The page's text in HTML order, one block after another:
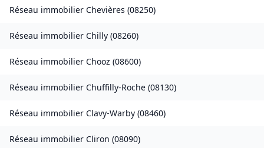
Réseau immobilier Chevières (08250)
Réseau immobilier Chilly (08260)
Réseau immobilier Chooz (08600)
Réseau immobilier Chuffilly-Roche (08130)
Réseau immobilier Clavy-Warby (08460)
Réseau immobilier Cliron (08090)